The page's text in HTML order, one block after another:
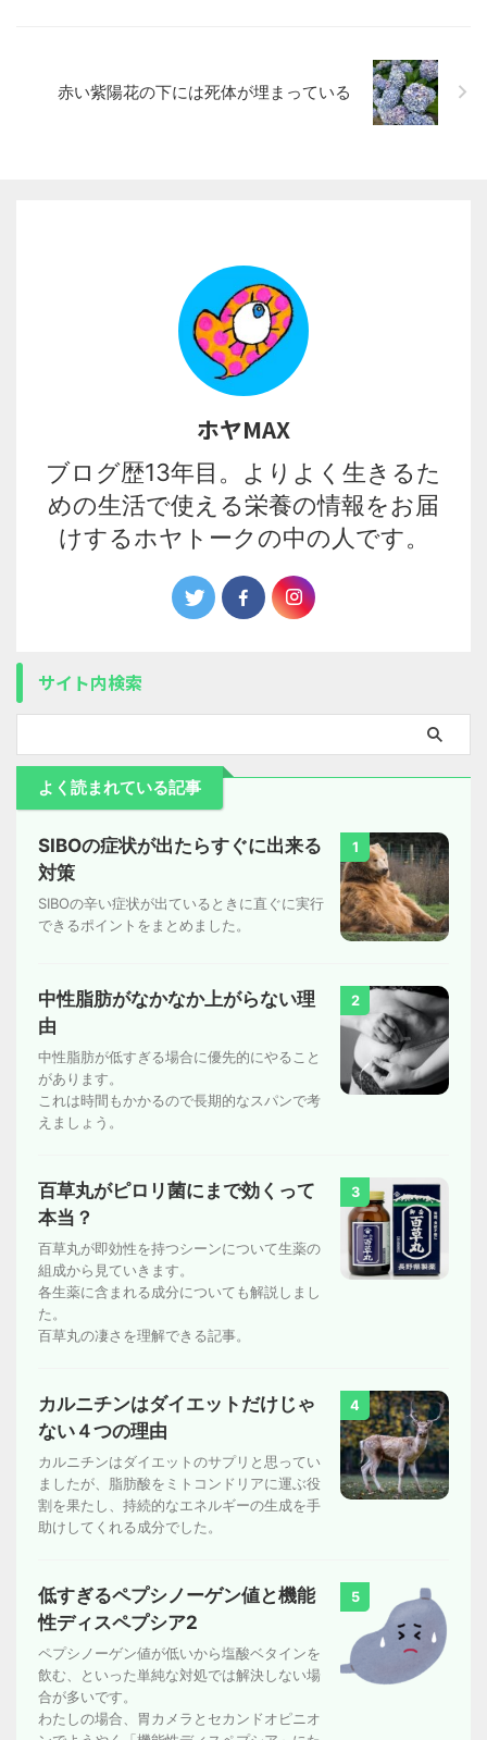
赤い紫陽花の下には死体が埋まっている
ホヤMAX
ブログ歴13年目。よりよく生きるた
めの生活で使える栄養の情報をお届
けするホヤトークの中の人です。
サイト内検索
よく読まれている記事
1
SIBOの症状が出たらすぐに出来る
対策
SIBOの辛い症状が出ているときに直ぐに実行
できるポイントをまとめました。
2
中性脂肪がなかなか上がらない理
由
中性脂肪が低すぎる場合に優先的にやること
があります。
これは時間もかかるので長期的なスパンで考
えましょう。
3
百草丸がピロリ菌にまで効くって
本当？
百草丸が即効性を持つシーンについて生薬の
組成から見ていきます。
各生薬に含まれる成分についても解説しまし
た。
百草丸の凄さを理解できる記事。
4
カルニチンはダイエットだけじゃ
ない４つの理由
カルニチンはダイエットのサプリと思ってい
ましたが、脂肪酸をミトコンドリアに運ぶ役
割を果たし、持続的なエネルギーの生成を手
助けしてくれる成分でした。
5
低すぎるペプシノーゲン値と機能
性ディスペプシア2
ペプシノーゲン値が低いから塩酸ベタインを
飲む、といった単純な対処では解決しない場
合が多いです。
わたしの場合、胃カメラとセカンドオピニオ